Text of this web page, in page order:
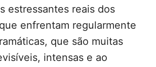
estressantes reais dos
enfrentam regularmente
que são muitas
intensas e ao